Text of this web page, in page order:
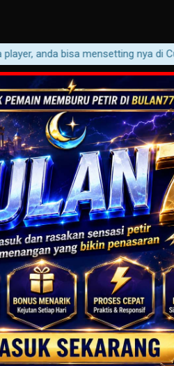
anda bisa mensetting nya di